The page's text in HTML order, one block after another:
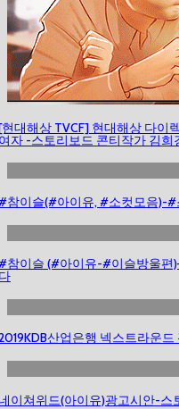
대해상 TVCF] 현대해상 다이
자 -스토리보드 콘티작가 김희
참이슬(#아이유, #소컷모음)-
참이슬 (#아이유-#이슬방울편
산업은행 넥스트라운
이쳐위드(아이유)광고시안-스